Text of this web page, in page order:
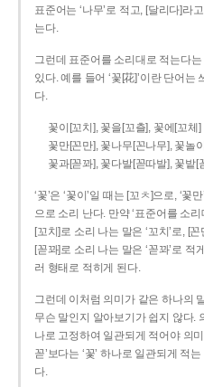
표준어는 ‘나무’로 적고, [달리다]라
는다.
그런데 표준어를 소리대로 적는다
있다. 예를 들어 ‘꽃[花]’이란 단어
다.
꽃이[꼬치], 꽃을[꼬츨], 꽃에[꼬체]
꽃만[꼰만], 꽃나무[꼰나무], 꽃놀
꽃과[꼳꽈], 꽃다발[꼳따발], 꽃밭[
‘꽃’은 ‘꽃이’일 때는 [꼬ㅊ]으로, ‘꽃
으로 소리 난다. 만약 ‘표준어를 소
[꼬치]로 소리 나는 말은 ‘꼬치’로, [
[꼳꽈]로 소리 나는 말은 ‘꼳꽈’로 적
러 형태로 적히게 된다.
그런데 이처럼 의미가 같은 하나의
무슨 말인지 알아보기가 쉽지 않다.
나로 고정하여 일관되게 적어야 의
꼳’보다는 ‘꽃’ 하나로 일관되게 적
다.